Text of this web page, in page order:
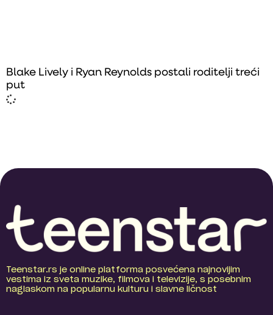
Blake Lively i Ryan Reynolds postali roditelji treći
put
Teenstar.rs je online platforma posvećena najnovijim
vestima iz sveta muzike, filmova i televizije, s posebnim
naglaskom na popularnu kulturu i slavne ličnost